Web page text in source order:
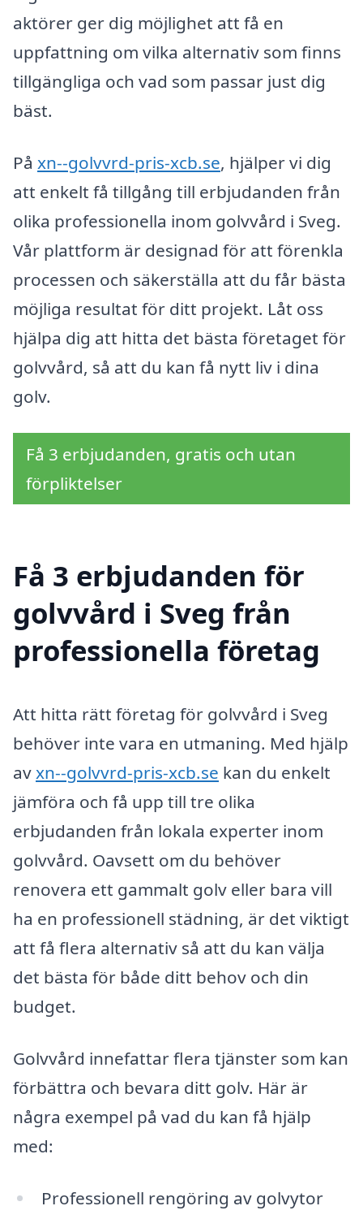
aktörer ger dig möjlighet att få en
uppfattning om vilka alternativ som finns
tillgängliga och vad som passar just dig
bäst.
På xn--golvvrd-pris-xcb.se, hjälper vi dig
att enkelt få tillgång till erbjudanden från
olika professionella inom golvvård i Sveg.
Vår plattform är designad för att förenkla
processen och säkerställa att du får bästa
möjliga resultat för ditt projekt. Låt oss
hjälpa dig att hitta det bästa företaget för
golvvård, så att du kan få nytt liv i dina
golv.
Få 3 erbjudanden, gratis och utan
förpliktelser
Få 3 erbjudanden för
golvvård i Sveg från
professionella företag
Att hitta rätt företag för golvvård i Sveg
behöver inte vara en utmaning. Med hjälp
avxn--golvvrd-pris-xcb.se kan du enkelt
jämföra och få upp till tre olika
erbjudanden från lokala experter inom
golvvård. Oavsett om du behöver
renovera ett gammalt golv eller bara vill
ha en professionell städning, är det viktigt
att få flera alternativ så att du kan välja
det bästa för både ditt behov och din
budget.
Golvvård innefattar flera tjänster som kan
förbättra och bevara ditt golv. Här är
några exempel på vad du kan få hjälp
med:
Professionell rengöring av golvytor